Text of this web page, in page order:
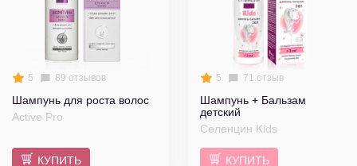
5 89 отзывов
Шампунь для роста волос
Active Pro
КУПИТЬ
5 71 отзыв
Шампунь + Бальзам
детский
Селенцин Kids
КУПИТЬ